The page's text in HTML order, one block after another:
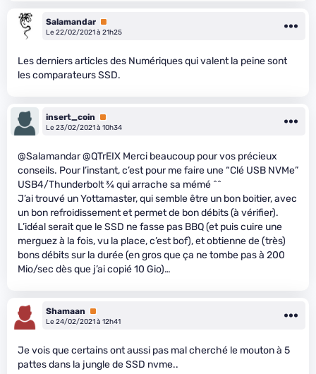
Salamandar Premium
Le 22/02/2021 à 21h25
Les derniers articles des Numériques qui valent la peine sont
les comparateurs SSD.
insert_coin
Premium
Le 23/02/2021 à 10h34
@Salamandar @QTrEIX Merci beaucoup pour vos précieux
conseils. Pour l’instant, c’est pour me faire une “Clé USB NVMe”
USB4/Thunderbolt3⁄4qui arrache sa mémé ^^
J’ai trouvé un Yottamaster, qui semble être un bon boitier, avec
un bon refroidissement et permet de bon débits (à vérifier).
L’idéal serait que le SSD ne fasse pas BBQ (et puis cuire une
merguez à la fois, vu la place, c’est bof), et obtienne de (très)
bons débits sur la durée (en gros que ça ne tombe pas à 200
Mio/sec dès que j’ai copié 10 Gio)…
Shamaan
Premium
Le 24/02/2021 à 12h41
Je vois que certains ont aussi pas mal cherché le mouton à 5
pattes dans la jungle de SSD nvme..